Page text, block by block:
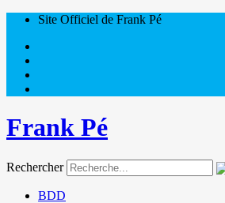
Site Officiel de Frank Pé
Frank Pé
Rechercher
BDD